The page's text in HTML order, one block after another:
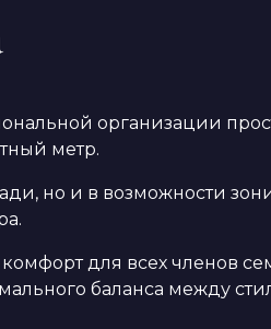
организации
метр.
но и в возможности
для всех членов
баланса между